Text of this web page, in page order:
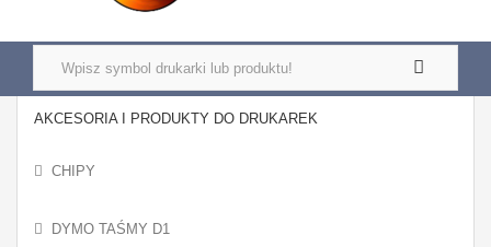
AKCESORIA I PRODUKTY DO DRUKAREK
CHIPY
DYMO TAŚMY D1